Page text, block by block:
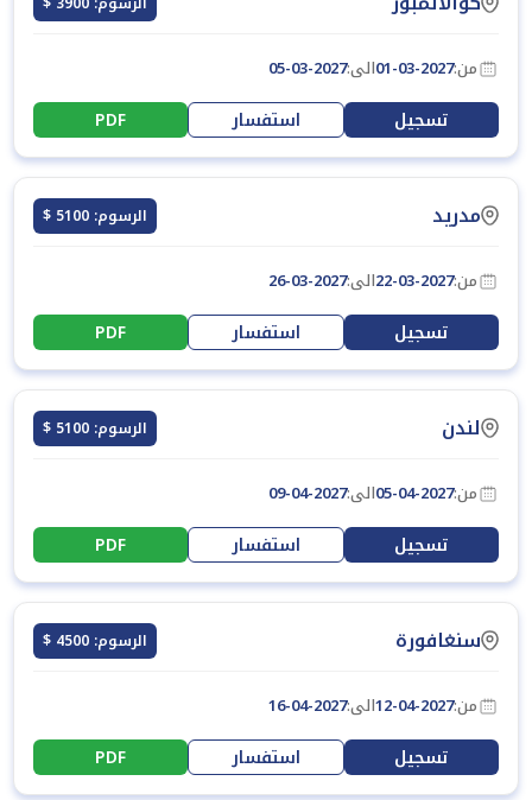
من:01-03-2027الى:05-03-2027
تسجيل استفسار PDF
مدريد الرسوم: 5100 $
من:22-03-2027الى:26-03-2027
تسجيل استفسار PDF
لندن الرسوم: 5100 $
من:05-04-2027الى:09-04-2027
تسجيل استفسار PDF
سنغافورة الرسوم: 4500 $
من:12-04-2027الى:16-04-2027
تسجيل استفسار PDF